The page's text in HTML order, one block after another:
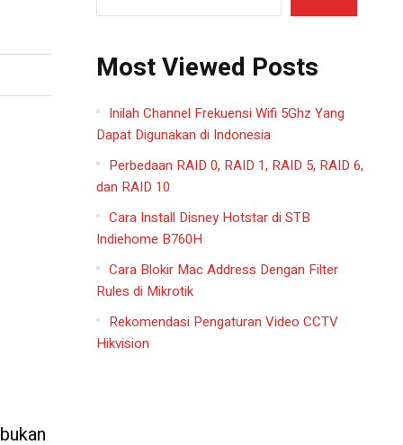
Most Viewed Posts
Inilah Channel Frekuensi Wifi 5Ghz Yang
Dapat Digunakan di Indonesia
Perbedaan RAID 0, RAID 1, RAID 5, RAID 6,
dan RAID 10
Cara Install Disney Hotstar di STB
Indiehome B760H
Cara Blokir Mac Address Dengan Filter
Rules di Mikrotik
Rekomendasi Pengaturan Video CCTV
Hikvision